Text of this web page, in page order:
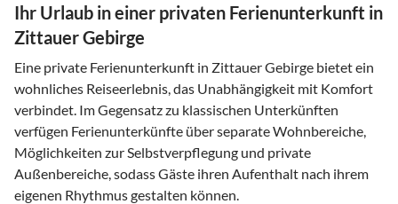
Ihr Urlaub in einer privaten Ferienunterkunft in
Zittauer Gebirge
Eine private Ferienunterkunft in Zittauer Gebirge bietet ein
wohnliches Reiseerlebnis, das Unabhängigkeit mit Komfort
verbindet. Im Gegensatz zu klassischen Unterkünften
verfügen Ferienunterkünfte über separate Wohnbereiche,
Möglichkeiten zur Selbstverpflegung und private
Außenbereiche, sodass Gäste ihren Aufenthalt nach ihrem
eigenen Rhythmus gestalten können.